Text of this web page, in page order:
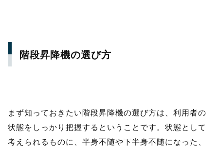
階段昇降機の選び方
まず知っておきたい階段昇降機の選び方は、利用者の
状態をしっかり把握するということです。状態として
考えられるものに、半身不随や下半身不随になった、